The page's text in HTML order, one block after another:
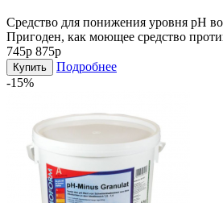
Средство для понижения уровня рН
Пригоден, как моющее средство
745р 875р
Купить
Подробнее
-15%